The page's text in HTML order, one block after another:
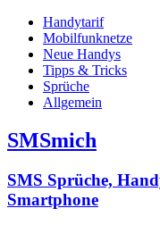
Handytarif
Mobilfunknetze
Neue Handys
Tipps & Tricks
Sprüche
Allgemein
SMSmich
SMS Sprüche,
Smartphone